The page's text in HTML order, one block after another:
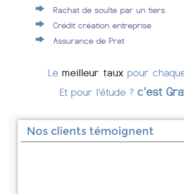
Rachat de soulte par un tiers
Crédit création entreprise
Assurance de Pret
Le meilleur taux pour
Et pour l'étude ? c'est
Nos clients témoignent